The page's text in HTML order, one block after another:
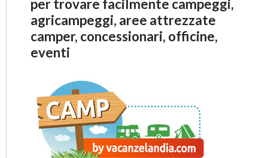
per trovare facilmente campeggi,
agricampeggi, aree attrezzate
camper, concessionari, officine,
eventi